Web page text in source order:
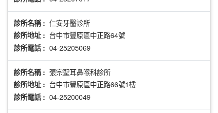
診所名稱 : 仁安牙醫診所
診所地址 : 台中市豐原區中正路64號
診所電話 : 04-25205069
診所名稱 : 張宗聖耳鼻喉科診所
診所地址 : 台中市豐原區中正路66號1樓
診所電話 : 04-25200049